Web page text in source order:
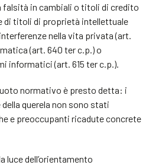
falsità in cambiali o titoli di credito
di titoli di proprietà intellettuale
nella vita privata (art.
(art. 640 ter c.p.) o
informatici (art. 615 ter c.p.).
normativo è presto detta: i
querela non sono stati
e preoccupanti ricadute concrete
luce dell’orientamento